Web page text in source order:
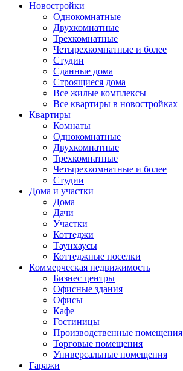
Новостройки
Однокомнатные
Двухкомнатные
Трехкомнатные
Четырехкомнатные и более
Студии
Сданные дома
Строящиеся дома
Все жилые комплексы
Все квартиры в новостройках
Квартиры
Комнаты
Однокомнатные
Двухкомнатные
Трехкомнатные
Четырехкомнатные и более
Студии
Дома и участки
Дома
Дачи
Участки
Коттеджи
Таунхаусы
Коттеджные поселки
Коммерческая недвижимость
Бизнес центры
Офисные здания
Офисы
Кафе
Гостиницы
Производственные помещения
Торговые помещения
Универсальные помещения
Гаражи